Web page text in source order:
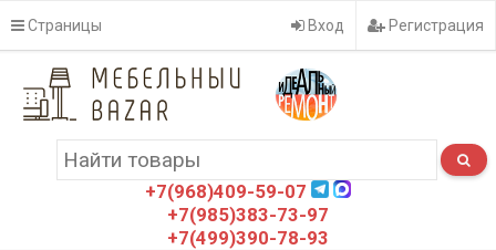
Страницы Вход Регистрация
+7(968)409-59-07
+7(985)383-73-97
+7(499)390-78-93